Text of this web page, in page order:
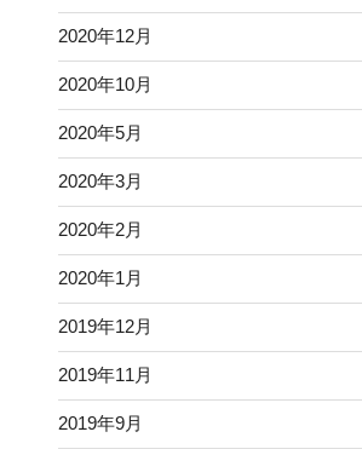
2020年12月
2020年10月
2020年5月
2020年3月
2020年2月
2020年1月
2019年12月
2019年11月
2019年9月